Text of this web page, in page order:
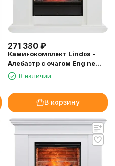
271 380 ₽
Каминокомплект Lindos -
Алебастр с очагом Engine
56-600 BB
В наличии
В корзину